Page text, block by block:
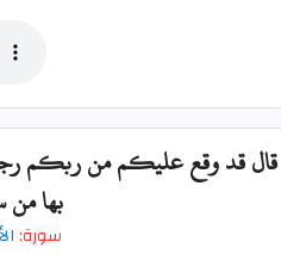
قال قد وقع عليكم من ربكم رجس
بها
سورة: